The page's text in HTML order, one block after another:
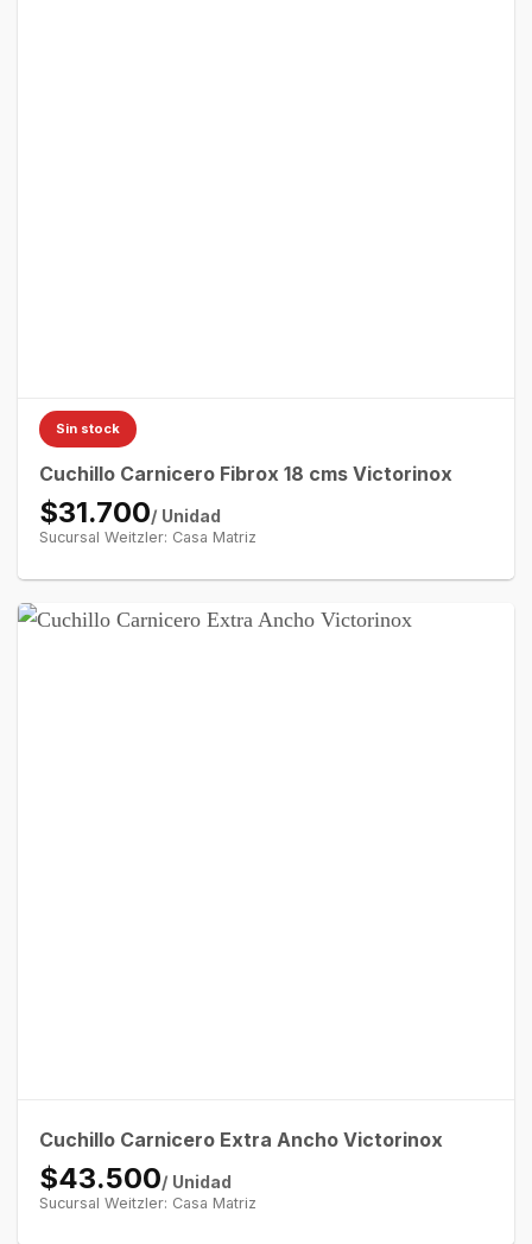
Sin stock
Cuchillo Carnicero Fibrox 18 cms Victorinox
$31.700/ Unidad
Sucursal Weitzler: Casa Matriz
Cuchillo Carnicero Extra Ancho Victorinox
$43.500/ Unidad
Sucursal Weitzler: Casa Matriz